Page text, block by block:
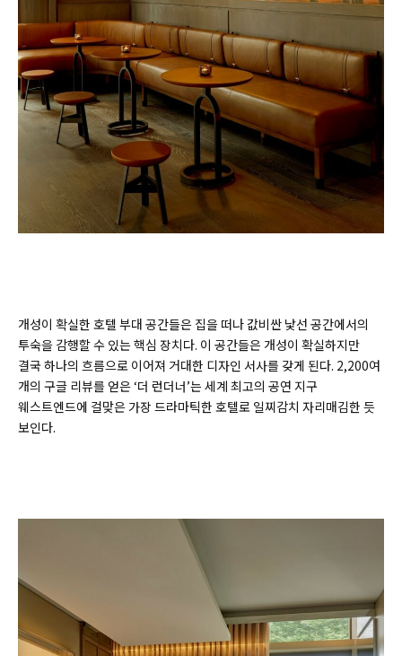
개성이 확실한 호텔 부대 공간들은 집을 떠나 값비싼 낯선 공간에서의
투숙을 감행할 수 있는 핵심 장치다. 이 공간들은 개성이 확실하지만
결국 하나의 흐름으로 이어져 거대한 디자인 서사를 갖게 된다. 2,200여
개의 구글 리뷰를 얻은 ‘더 런더너’는 세계 최고의 공연 지구
웨스트엔드에 걸맞은 가장 드라마틱한 호텔로 일찌감치 자리매김한 듯
보인다.